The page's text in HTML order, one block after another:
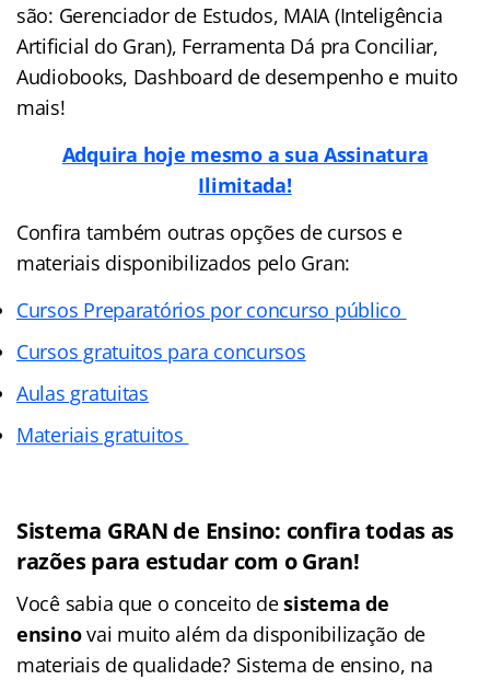
são: Gerenciador de Estudos, MAIA (Inteligência
Artificial do Gran), Ferramenta Dá pra Conciliar,
Audiobooks, Dashboard de desempenho e muito
mais!
Adquira hoje mesmo a sua Assinatura
Ilimitada!
Confira também outras opções de cursos e
materiais disponibilizados pelo Gran:
Cursos Preparatórios por concurso público
Cursos gratuitos para concursos
Aulas gratuitas
Materiais gratuitos
Sistema GRAN de Ensino: confira todas as
razões para estudar com o Gran!
Você sabia que o conceito desistema de
ensinovai muito além da disponibilização de
materiais de qualidade? Sistema de ensino, na